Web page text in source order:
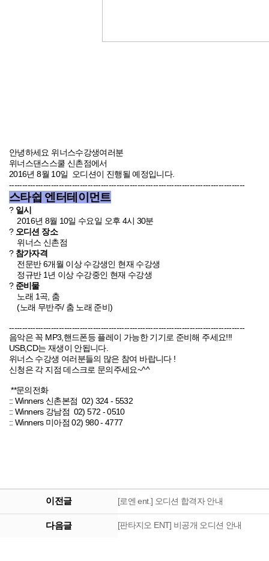
안녕하세요 위너스수강생여러분
위너스댄스스쿨 신촌점에서
2016년 8월 10일
오디션이 진행될 예정입니다.
------------------------------------------------------------------------------------------
스타쉽 엔터테이먼트
? 일시
2016년 8월 10일 수요일 오후 4시 30분
? 오디션 장소
위너스 신촌점
?참가자격
전문반 6개월 이상 수강생인 현재 수강생
정규반 1년 이상 수강중인 현재 수강생
? 준비물
노래 1곡, 춤
(노래 무반주/ 춤 노래 준비)
------------------------------------------------------------------------------------------
음악은 꼭 MP3,핸드폰등 플레이 가능한 기기로 준비해 주세요!!!
USB,CD는 재생이 안됩니다.
위너스 수강생 여러분들의 많은 참여 바랍니다 !
신청은 각 지점 데스크로 문의주세요~^^
**문의전화
:: Winners 신촌본점 02) 324 - 5532
:: Winners 강남점 02) 572 - 0510
:: Winners 미아점 02) 980 - 4777
이전글 [로엔 ent.] 오디션 합격자 안내
다음글 [판타지오 ENT] 비공개 오디션 안내